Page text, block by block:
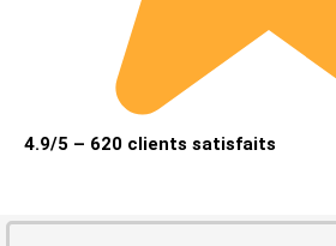
4.9/5 – 620 clients satisfaits